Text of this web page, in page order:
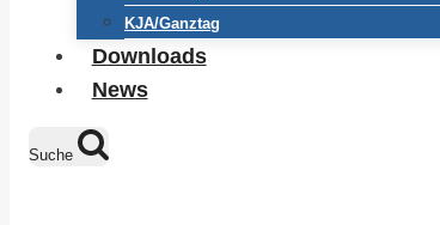
KJA/Ganztag
Downloads
News
Suche